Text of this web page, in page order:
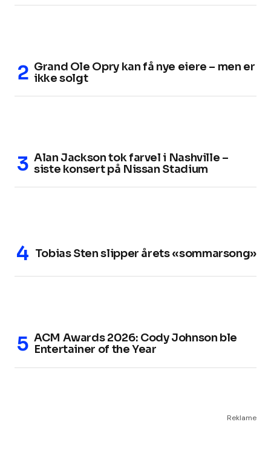
Grand Ole Opry kan få nye eiere – men er
ikke solgt
Alan Jackson tok farvel i Nashville –
siste konsert på Nissan Stadium
Tobias Sten slipper årets «sommarsong»
ACM Awards 2026: Cody Johnson ble
Entertainer of the Year
Reklame